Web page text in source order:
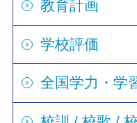
教育計画
学校評価
全国学力・学